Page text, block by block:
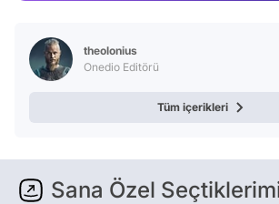
theolonius
Onedio Editörü
Tüm içerikleri
Sana Özel